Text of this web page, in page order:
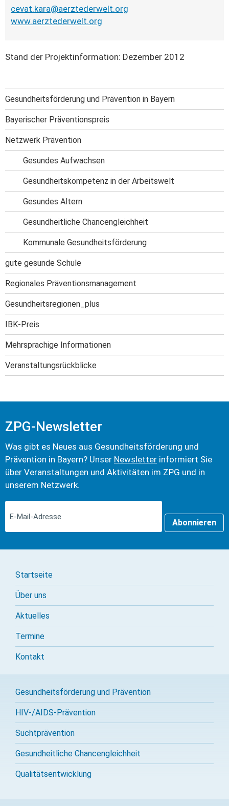
cevat.kara@aerztederwelt.org
www.aerztederwelt.org
Stand der Projektinformation: Dezember 2012
Gesundheitsförderung und Prävention in Bayern
Bayerischer Präventionspreis
Netzwerk Prävention
Gesundes Aufwachsen
Gesundheitskompetenz in der Arbeitswelt
Gesundes Altern
Gesundheitliche Chancengleichheit
Kommunale Gesundheitsförderung
gute gesunde Schule
Regionales Präventionsmanagement
Gesundheitsregionen_plus
IBK-Preis
Mehrsprachige Informationen
Veranstaltungs­rückblicke
ZPG-Newsletter
Was gibt es Neues aus Gesundheits­förderung und
Prävention in Bayern? Unser Newsletter informiert Sie
über Veranstaltungen und Aktivitäten im ZPG und in
unserem Netzwerk.
Abonnieren
Startseite
Über uns
Aktuelles
Termine
Kontakt
Gesundheitsförderung und Prävention
HIV-/AIDS-Prävention
Sucht­prävention
Gesundheitliche Chancengleichheit
Qualitäts­entwicklung